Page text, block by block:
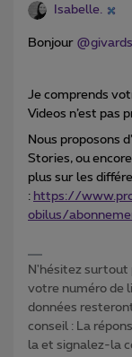
Isabelle.
Bonjour @givards
Je comprends
Videos n’est pas
Nous proposons
Stories, ou encore
plus sur les
: https://
obilus/
N'hésitez surtout
votre numéro de
données
conseil : La
la et signalez-la